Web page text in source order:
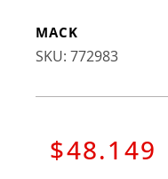
MACK
: 772983
$48. 149